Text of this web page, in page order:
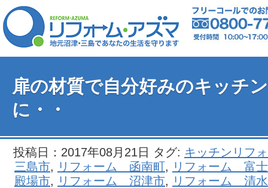
扉の材質で自分好みのキッチン
に・・
投稿日：2017年08月21日 タグ: キッチンリフ
三島市, リフォーム 函南町, リフォーム 富
殿場市, リフォーム 沼津市, リフォーム 清